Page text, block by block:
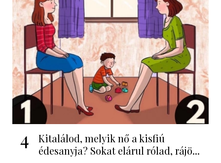
4
Kitalálod, melyik nő a kisfiú
édesanyja? Sokat elárul rólad, rájö...